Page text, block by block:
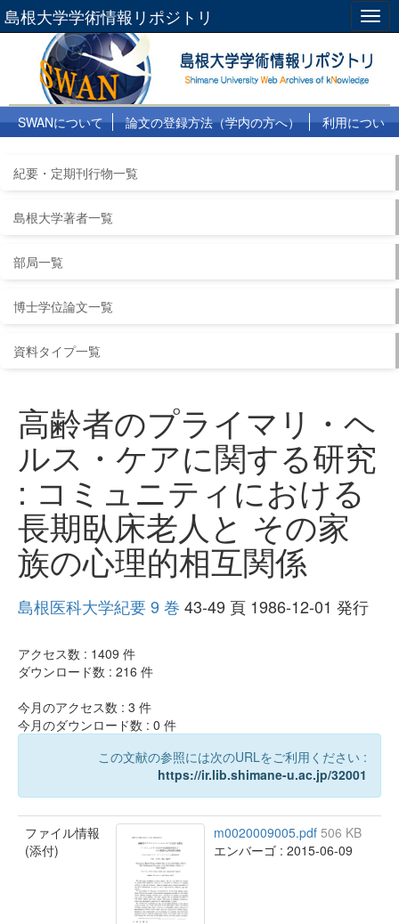
島根大学学術情報リポジトリ
SWANについて 論文の登録方法（学内の方へ）
利用につい
紀要・定期刊行物一覧
島根大学著者一覧
部局一覧
博士学位論文一覧
資料タイプ一覧
高齢者のプライマリ・ヘ
ルス・ケアに関する研究
: コミュニティにおける
長期臥床老人と その家
族の心理的相互関係
島根医科大学紀要 9 巻 43-49 頁 1986-12-01 発行
アクセス数 : 1409 件
ダウンロード数 : 216 件
今月のアクセス数 : 3 件
今月のダウンロード数 : 0 件
この文献の参照には次のURLをご利用ください :
https://ir.lib.shimane-u.ac.jp/32001
ファイル情報
(添付)
m0020009005.pdf 506 KB
エンバーゴ : 2015-06-09